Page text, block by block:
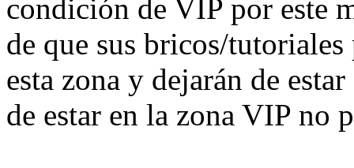
condición de VIP por este
de que sus bricos/
esta zona y dejarán de
de estar en la zona VIP no